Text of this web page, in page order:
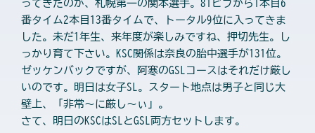
ってきたのが、札幌第一の関本選手。81ビブから1本目6
番タイム2本目13番タイムで、トータル9位に入ってきま
した。未だ1年生、来年度が楽しみですね、押切先生。し
っかり育て下さい。KSC関係は奈良の胎中選手が131位。
ゼッケンバックですが、阿寒のGSLコースはそれだけ厳し
いのです。明日は女子SL。スタート地点は男子と同じ大
壁上、「非常～に厳し～ぃ」。
さて、明日のKSCはSLとGSL両方セットします。